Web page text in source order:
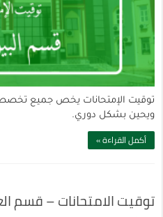
توقيت الإمتحانات يخص جميع
ويحين بشكل دوري.
أكمل القراءة »
توقيت الامتحانات – قسم